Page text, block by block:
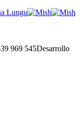
969 545Desarrollo